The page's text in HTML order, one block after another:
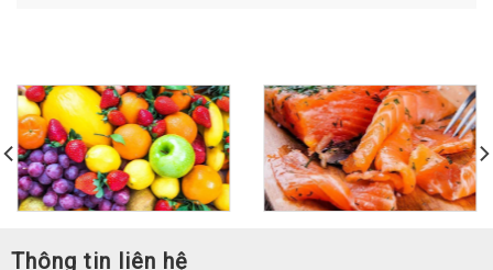
Thông tin liên hệ